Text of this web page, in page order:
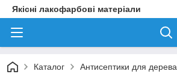
Якісні лакофарбові матеріали
Каталог Антисептики для дерева